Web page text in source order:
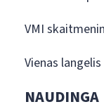
VMI
Vienas
NAUDINGA